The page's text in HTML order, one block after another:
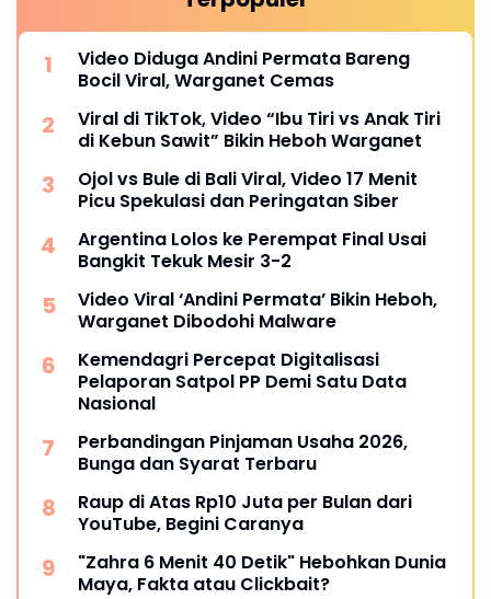
Video Diduga Andini Permata Bareng
Bocil Viral, Warganet Cemas
Viral di TikTok, Video “Ibu Tiri vs Anak Tiri
di Kebun Sawit” Bikin Heboh Warganet
Ojol vs Bule di Bali Viral, Video 17 Menit
Picu Spekulasi dan Peringatan Siber
Argentina Lolos ke Perempat Final Usai
Bangkit Tekuk Mesir 3-2
Video Viral ‘Andini Permata’ Bikin Heboh,
Warganet Dibodohi Malware
Kemendagri Percepat Digitalisasi
Pelaporan Satpol PP Demi Satu Data
Nasional
Perbandingan Pinjaman Usaha 2026,
Bunga dan Syarat Terbaru
Raup di Atas Rp10 Juta per Bulan dari
YouTube, Begini Caranya
"Zahra 6 Menit 40 Detik" Hebohkan Dunia
Maya, Fakta atau Clickbait?